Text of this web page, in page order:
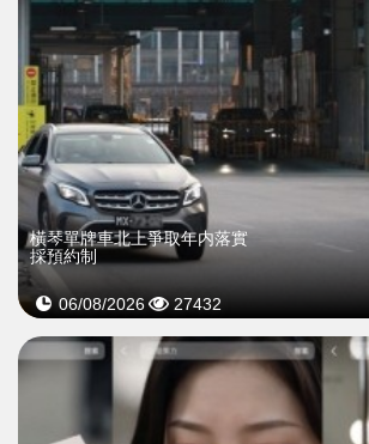
橫琴單牌車北上爭取年内落實
採預約制
06/08/2026 27432